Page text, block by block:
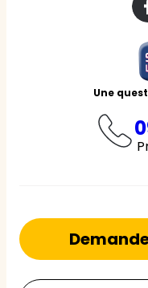
Une